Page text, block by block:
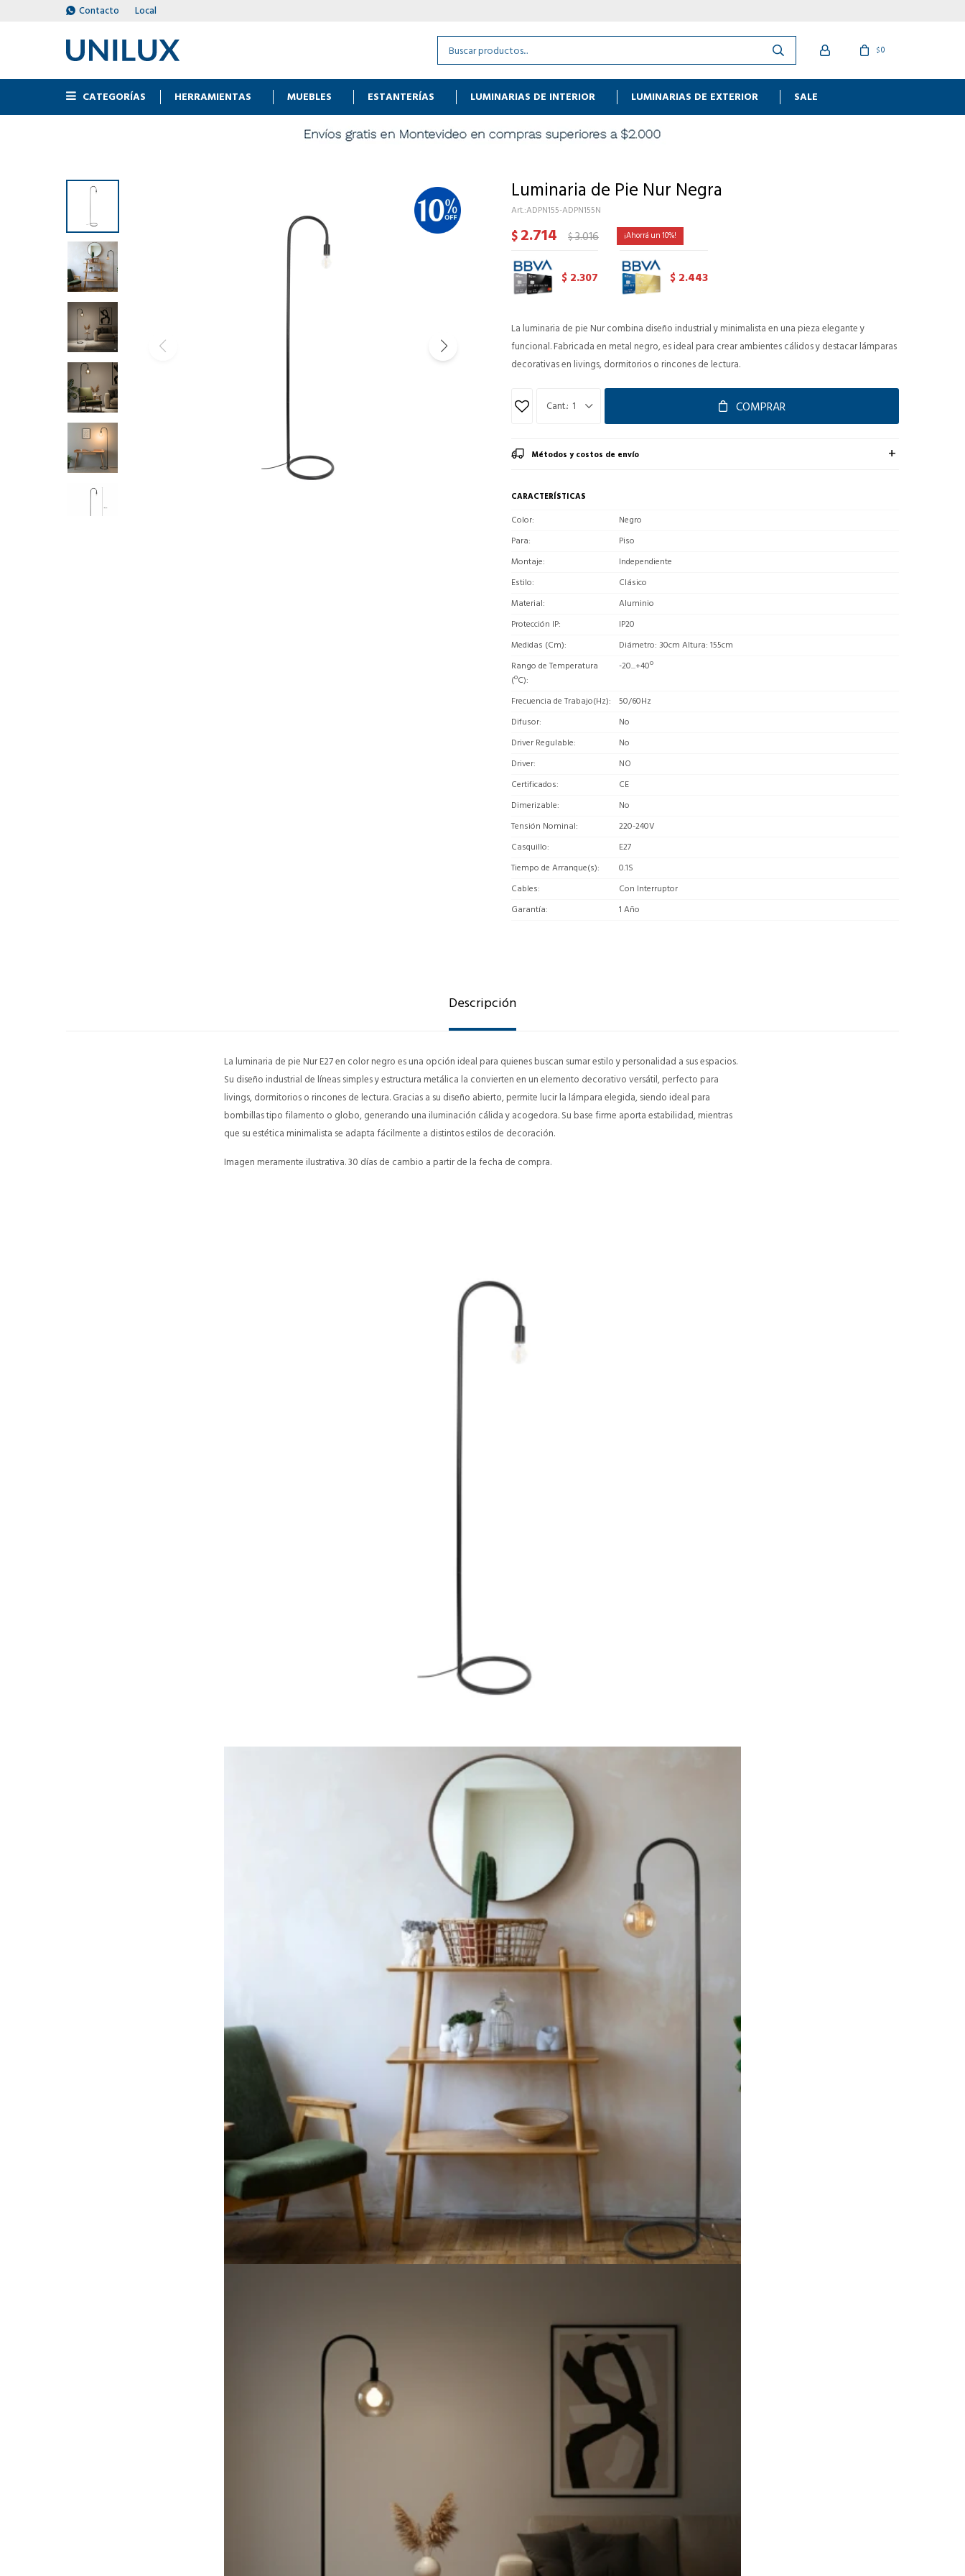
CATEGORÍAS HERRAMIENTAS MUEBLES ESTANTERÍAS LUMINARIAS DE INTERIOR LUMINARIAS DE EXTERIOR SALE
$0
Contacto Local
Luminaria de Pie Nur Negra
ADPN155-ADPN155N
$2.714 $3.016 10
$ 2.307 $ 2.443
La luminaria de pie Nur combina diseño industrial y minimalista en una pieza elegante y
funcional. Fabricada en metal negro, es ideal para crear ambientes cálidos y destacar lámparas
decorativas en livings, dormitorios o rincones de lectura.
1 COMPRAR
Métodos y costos de envío
CARACTERÍSTICAS
Color
Negro
Para
Piso
Montaje
Independiente
Estilo
Clásico
Material
Aluminio
Protección IP
IP20
Medidas (Cm)
Diámetro: 30cm Altura: 155cm
Rango de Temperatura
(ºC)
-20...+40º
Frecuencia de Trabajo(Hz)
50/60Hz
Difusor
No
Driver Regulable
No
Driver
NO
Certificados
CE
Dimerizable
No
Tensión Nominal
220-240V
Casquillo
E27
Tiempo de Arranque(s)
0.1S
Cables
Con Interruptor
Garantía
1 Año
Descripción
La luminaria de pie Nur E27 en color negro es una opción ideal para quienes buscan sumar estilo y personalidad a sus espacios.
Su diseño industrial de líneas simples y estructura metálica la convierten en un elemento decorativo versátil, perfecto para
livings, dormitorios o rincones de lectura. Gracias a su diseño abierto, permite lucir la lámpara elegida, siendo ideal para
bombillas tipo filamento o globo, generando una iluminación cálida y acogedora. Su base firme aporta estabilidad, mientras
que su estética minimalista se adapta fácilmente a distintos estilos de decoración.
Imagen meramente ilustrativa. 30 días de cambio a partir de la fecha de compra.